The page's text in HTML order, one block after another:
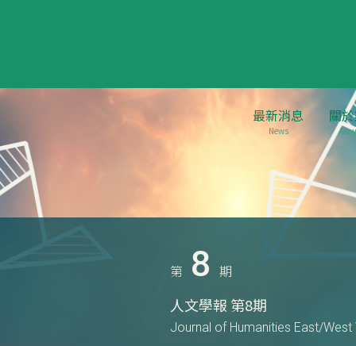
最新消息
News
關
第 8 期
人文學報 第8期
Journal of Humanities East/West